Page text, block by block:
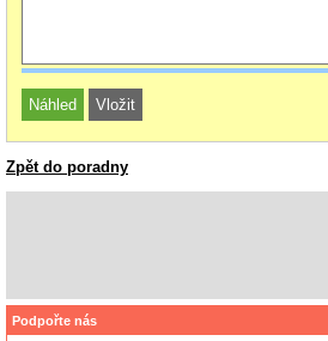
Zpět do poradny
Podpořte nás